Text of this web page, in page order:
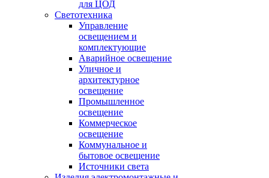
для ЦОД
Светотехника
Управление
освещением и
комплектующие
Аварийное освещение
Уличное и
архитектурное
освещение
Промышленное
освещение
Коммерческое
освещение
Коммунальное и
бытовое освещение
Источники света